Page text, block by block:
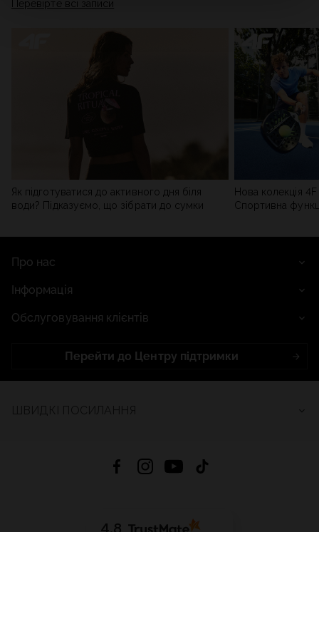
мережі). Детальну інформацію можна знайти в нашій
та в розділі «Деталі».
Перевірте всі записи
Як підготуватися до активного дня біля
води? Підказуємо, що зібрати до сумки
Нова колекція
Спортивна
Про нас
Інформація
Обслуговування клієнтів
Перейти до Центру підтримки
4.8